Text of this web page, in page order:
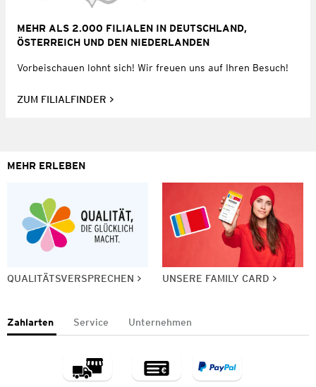
MEHR ALS 2.000 FILIALEN IN DEUTSCHLAND,
ÖSTERREICH UND DEN NIEDERLANDEN
Vorbeischauen lohnt sich! Wir freuen uns auf Ihren Besuch!
ZUM FILIALFINDER
MEHR ERLEBEN
QUALITÄTSVERSPRECHEN UNSERE FAMILY CARD
Zahlarten Service Unternehmen